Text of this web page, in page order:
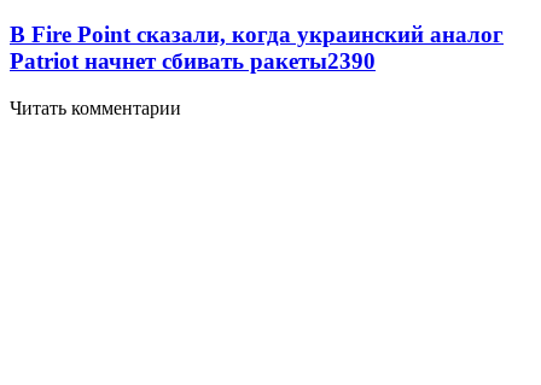
В Fire Point сказали, когда украинский аналог
Patriot начнет сбивать ракеты2390
Читать комментарии